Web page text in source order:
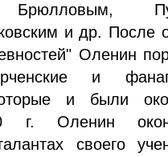
Брюлловым,
и др. После
Оленин
и
и были
г. Оленин
своего